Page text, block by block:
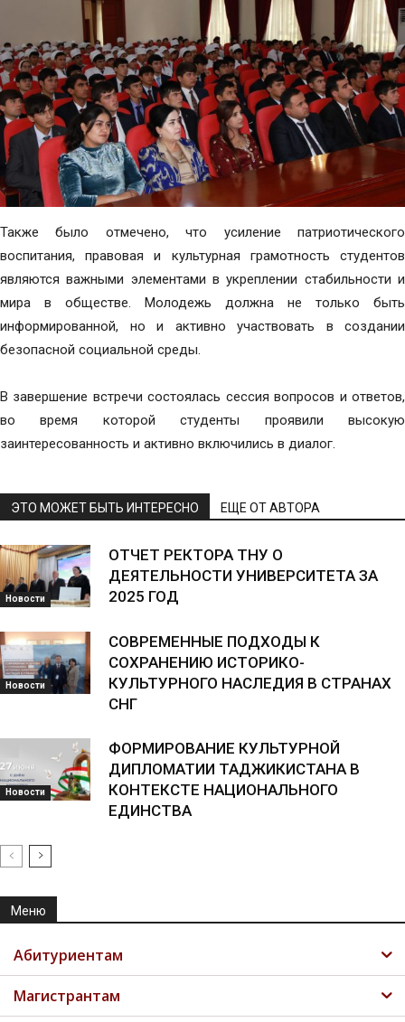
Также было отмечено, что усиление патриотического
воспитания, правовая и культурная грамотность студентов
являются важными элементами в укреплении стабильности и
мира в обществе. Молодежь должна не только быть
информированной, но и активно участвовать в создании
безопасной социальной среды.
В завершение встречи состоялась сессия вопросов и ответов,
во время которой студенты проявили высокую
заинтересованность и активно включились в диалог.
ЭТО МОЖЕТ БЫТЬ ИНТЕРЕСНО ЕЩЕ ОТ АВТОРА
Новости
ОТЧЕТ РЕКТОРА ТНУ О
ДЕЯТЕЛЬНОСТИ УНИВЕРСИТЕТА ЗА
2025 ГОД
Новости
СОВРЕМЕННЫЕ ПОДХОДЫ К
СОХРАНЕНИЮ ИСТОРИКО-
КУЛЬТУРНОГО НАСЛЕДИЯ В СТРАНАХ
СНГ
Новости
ФОРМИРОВАНИЕ КУЛЬТУРНОЙ
ДИПЛОМАТИИ ТАДЖИКИСТАНА В
КОНТЕКСТЕ НАЦИОНАЛЬНОГО
ЕДИНСТВА
Меню
Абитуриентам
Магистрантам